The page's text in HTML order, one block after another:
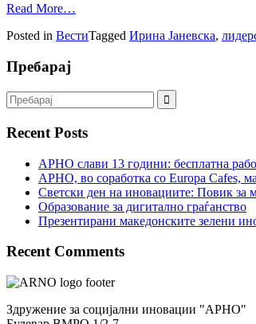
Read More…
Posted in ВестиTagged Ирина Јаневска,
Пребарај
Recent Posts
АРНО слави 13 години: бесплатна
АРНО, во соработка со Europa Cafes,
Светски ден на иновациите: Повик за
Образование за дигитално граѓанство
Презентирани македонските зелени
Recent Comments
Здружение за социјални иновации "АРНО"